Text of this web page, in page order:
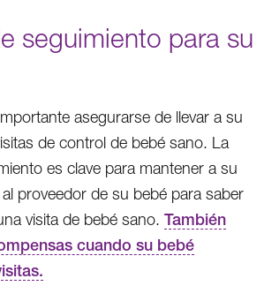
seguimiento para su
asegurarse de llevar a su
de control de bebé sano. La
es clave para mantener a su
proveedor de su bebé para saber
visita de bebé sano. También
cuando su bebé